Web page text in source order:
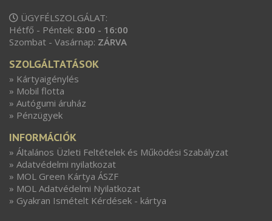
ÜGYFÉLSZOLGÁLAT:
Hétfő - Péntek: 8:00 - 16:00
Szombat - Vasárnap: ZÁRVA
SZOLGÁLTATÁSOK
» Kártyaigénylés
» Mobil flotta
» Autógumi áruház
» Pénzügyek
INFORMÁCIÓK
» Általános Üzleti Feltételek és Működési Szabályzat
» Adatvédelmi nyilatkozat
» MOL Green Kártya ÁSZF
» MOL Adatvédelmi Nyilatkozat
» Gyakran Ismételt Kérdések - kártya